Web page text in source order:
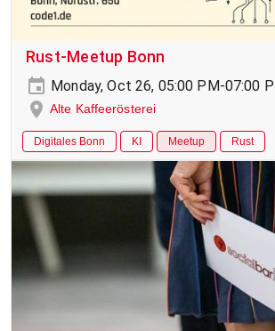
Rust-Meetup Bonn
Monday, Oct 26, 05:00 PM-07:00
Alte Kaffeerösterei
Digitales Bonn KI Meetup Rust